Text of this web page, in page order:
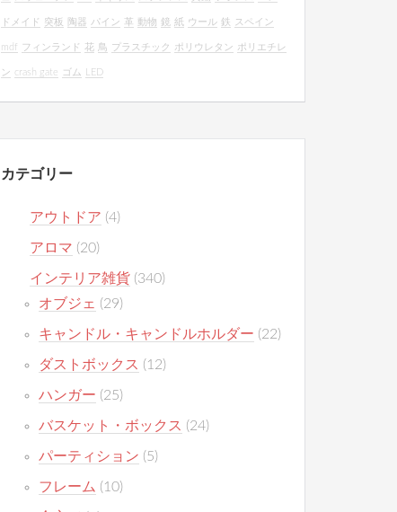
ドメイド 突板 陶器 パイン 革 動物 鏡 紙 ウール 鉄 スペイン
mdf フィンランド 花 鳥 プラスチック ポリウレタン ポリエチレ
ン crash gate ゴム LED
カテゴリー
アウトドア (4)
アロマ (20)
インテリア雑貨 (340)
オブジェ (29)
キャンドル・キャンドルホルダー (22)
ダストボックス (12)
ハンガー (25)
バスケット・ボックス (24)
パーティション (5)
フレーム (10)